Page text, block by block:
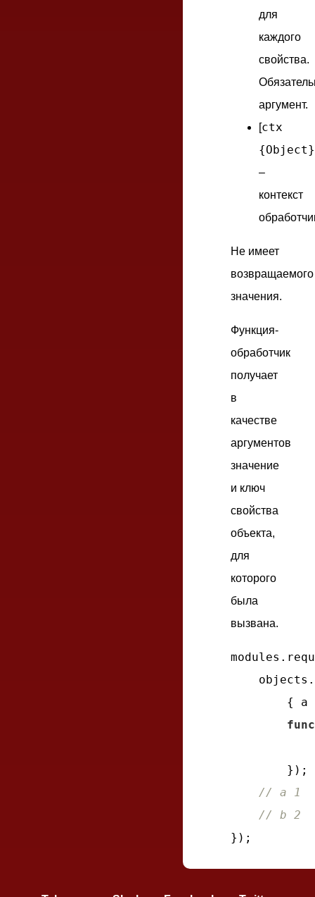
для
каждого
свойства.
аргумент.
[ctx
{Object}
–
контекст
Не имеет
возвращаемого
значения.
Функция-
обработчик
получает
в
качестве
аргументов
значение
и ключ
свойства
объекта,
для
которого
была
вызвана.
        {
a
        });
// a 1
// b 2